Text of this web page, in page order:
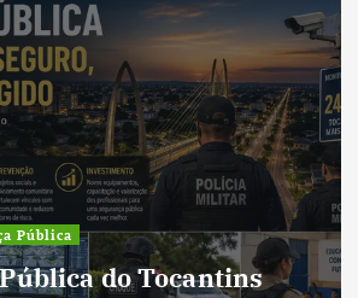
do Tocantins